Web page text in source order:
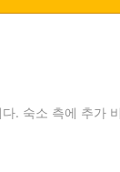
. 숙소 측에 추가